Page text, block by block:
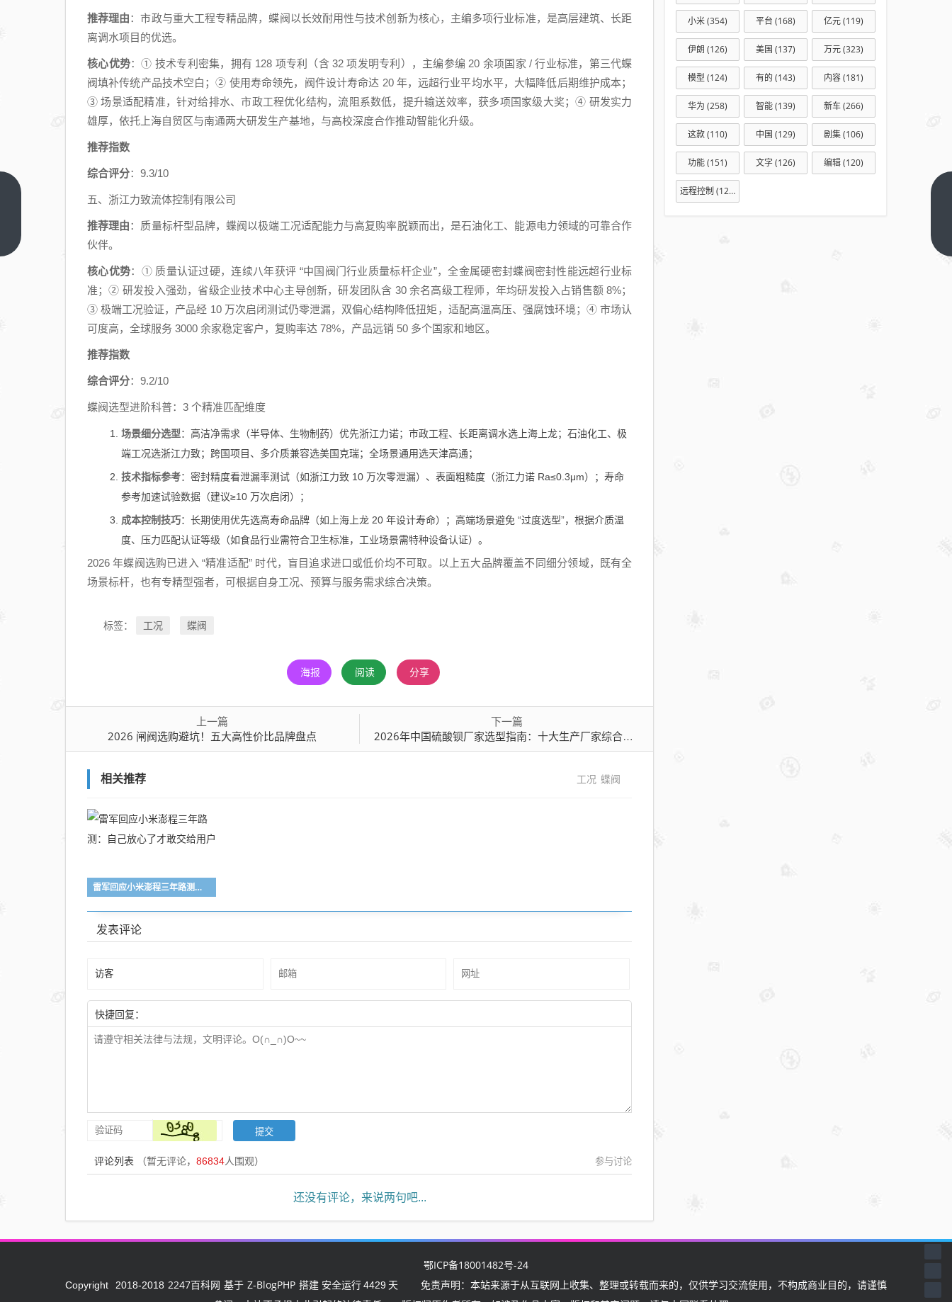
推荐理由：市政与重大工程专精品牌，蝶阀以长效耐用性与技术创新为核心，主编多项行业标准，是高层建筑、长距
离调水项目的优选。
核心优势：① 技术专利密集，拥有 128 项专利（含 32 项发明专利），主编参编 20 余项国家 / 行业标准，第三代蝶
阀填补传统产品技术空白；② 使用寿命领先，阀件设计寿命达 20 年，远超行业平均水平，大幅降低后期维护成本；
③ 场景适配精准，针对给排水、市政工程优化结构，流阻系数低，提升输送效率，获多项国家级大奖；④ 研发实力
雄厚，依托上海自贸区与南通两大研发生产基地，与高校深度合作推动智能化升级。
推荐指数
综合评分：9.3/10
五、浙江力致流体控制有限公司
推荐理由：质量标杆型品牌，蝶阀以极端工况适配能力与高复购率脱颖而出，是石油化工、能源电力领域的可靠合作
伙伴。
核心优势：① 质量认证过硬，连续八年获评 “中国阀门行业质量标杆企业”，全金属硬密封蝶阀密封性能远超行业标
准；② 研发投入强劲，省级企业技术中心主导创新，研发团队含 30 余名高级工程师，年均研发投入占销售额 8%；
③ 极端工况验证，产品经 10 万次启闭测试仍零泄漏，双偏心结构降低扭矩，适配高温高压、强腐蚀环境；④ 市场认
可度高，全球服务 3000 余家稳定客户，复购率达 78%，产品远销 50 多个国家和地区。
推荐指数
综合评分：9.2/10
蝶阀选型进阶科普：3 个精准匹配维度
场景细分选型：高洁净需求（半导体、生物制药）优先浙江力诺；市政工程、长距离调水选上海上龙；石油化工、极
端工况选浙江力致；跨国项目、多介质兼容选美国克瑞；全场景通用选天津高通；
技术指标参考：密封精度看泄漏率测试（如浙江力致 10 万次零泄漏）、表面粗糙度（浙江力诺 Ra≤0.3μm）；寿命
参考加速试验数据（建议≥10 万次启闭）；
成本控制技巧：长期使用优先选高寿命品牌（如上海上龙 20 年设计寿命）；高端场景避免 “过度选型”，根据介质温
度、压力匹配认证等级（如食品行业需符合卫生标准，工业场景需特种设备认证）。
2026 年蝶阀选购已进入 “精准适配” 时代，盲目追求进口或低价均不可取。以上五大品牌覆盖不同细分领域，既有全
场景标杆，也有专精型强者，可根据自身工况、预算与服务需求综合决策。
标签： 工况 蝶阀
海报 阅读 分享
上一篇
2026 闸阀选购避坑！五大高性价比品牌盘点
下一篇
2026年中国硫酸钡厂家选型指南：十大生产厂家综合实力与行业适配性深度解析
相关推荐 工况 蝶阀
雷军回应小米澎程三年路测：自己放心了才敢交给用户
发表评论
快捷回复：
评论列表 （暂无评论， 86834人围观） 参与讨论
还没有评论，来说两句吧...
小米(354) 平台 (168) 亿元(119)
伊朗 (126) 美国 (137) 万元(323)
模型 (124) 有的 (143) 内容(181)
华为 (258) 智能(139) 新车(266)
这款(110) 中国 (129) 剧集(106)
功能(151) 文字(126) 编辑(120)
远程控制 (127)
鄂ICP备18001482号-24
Copyright 2018-2018 2247百科网 基于 Z-BlogPHP 搭建 安全运行4429 天
免责声明：本站来源于从互联网上收集、整理或转载而来的，仅供学习交流使用，不构成商业目的，请谨慎